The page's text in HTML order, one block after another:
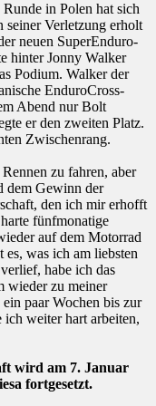
in Polen hat sich
Verletzung erholt
neuen SuperEnduro-
hinter Jonny Walker
Podium. Walker der
EnduroCross-
Abend nur Bolt
er den zweiten Platz.
Zwischenrang.
zu fahren, aber
dem Gewinn der
den ich mir erhofft
fünfmonatige
auf dem Motorrad
was ich am liebsten
habe ich das
wieder zu meiner
paar Wochen bis zur
weiter hart arbeiten,
wird am 7. Januar
fortgesetzt.